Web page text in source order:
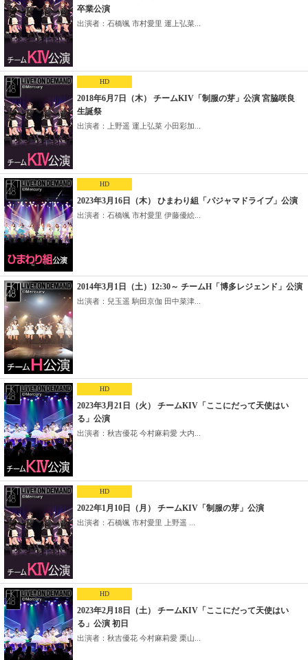
卒業公演
出演者：石橋颯 市村愛里 運上弘菜...
HD
2018年6月7日（木） チームKIV「制服の芽」公演 宮脇咲良
生誕祭
出演者：上野遥 運上弘菜 小田彩加...
HD
2023年3月16日（木） ひまわり組「パジャマドライブ」公演
出演者：石橋颯 市村愛里 伊藤優絵...
2014年3月1日（土）12:30～ チームH「博多レジェンド」公演
出演者：兒玉遥 駒田京伽 田中菜津...
HD
2023年3月21日（火） チームKIV「ここにだって天使はい
る」公演
出演者：秋吉優花 今村麻莉愛 大内...
HD
2022年1月10日（月） チームKIV「制服の芽」公演
出演者：石橋颯 市村愛里 上野遥 ...
HD
2023年2月18日（土） チームKIV「ここにだって天使はい
る」公演 初日
出演者：秋吉優花 今村麻莉愛 栗山...